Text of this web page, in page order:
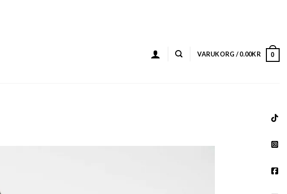
VARUKORG /0.00KR 0